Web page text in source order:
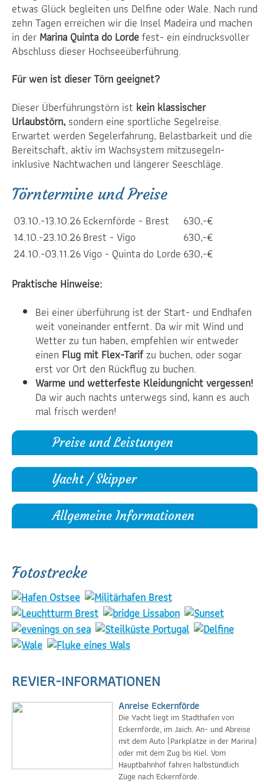
etwas Glück begleiten uns Delfine oder Wale. Nach rund
zehn Tagen erreichen wir die Insel Madeira und machen
in der Marina Quinta do Lordefest- ein eindrucksvoller
Abschluss dieser Hochseeüberführung.
Für wen ist dieser Törn geeignet?
Dieser Überführungstörn ist kein klassischer
Urlaubstörn, sondern eine sportliche Segelreise.
Erwartet werden Segelerfahrung, Belastbarkeit und die
Bereitschaft, aktiv im Wachsystem mitzusegeln-
inklusive Nachtwachen und längerer Seeschläge.
Törntermine und Preise
03.10.-13.10.26Eckernförde - Brest
630,-€
14.10.-23.10.26Brest - Vigo
630,-€
24.10.-03.11.26Vigo - Quinta do Lorde 630,-€
Praktische Hinweise:
Bei einer überführung ist der Start- und Endhafen
weit voneinander entfernt. Da wir mit Wind und
Wetter zu tun haben, empfehlen wir entweder
einen Flug mit Flex-Tarifzu buchen, oder sogar
erst vor Ort den Rückflug zu buchen.
Warme und wetterfeste Kleidungnicht vergessen!
Da wir auch nachts unterwegs sind, kann es auch
mal frisch werden!
Preise und Leistungen
Yacht / Skipper
Allgemeine Informationen
Fotostrecke
REVIER-INFORMATIONEN
Anreise Eckernförde
Die Yacht liegt im Stadthafen von
Eckernförde, im Jaich. An- und Abreise
mit dem Auto (Parkplätze in der Marina)
oder mit dem Zug bis Kiel. Vom
Hauptbahnhof fahren halbstündlich
Züge nach Eckernförde.